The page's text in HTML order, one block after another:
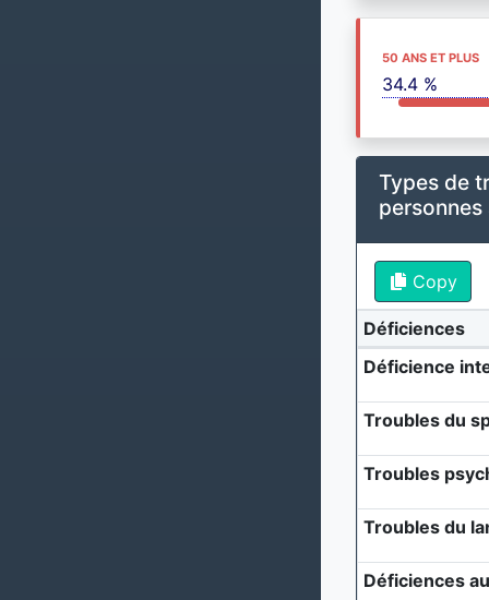
50 ANS ET PLUS
34.4 %
Types de
Copy
Déficiences
Déficience
Troubles du
Troubles
Troubles du
Déficiences